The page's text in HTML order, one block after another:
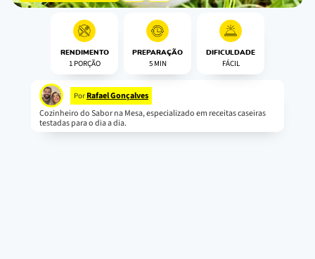
RENDIMENTO
1 PORÇÃO
PREPARAÇÃO
5 MIN
DIFICULDADE
FÁCIL
Por Rafael Gonçalves
Cozinheiro do Sabor na Mesa, especializado em receitas caseiras
testadas para o dia a dia.